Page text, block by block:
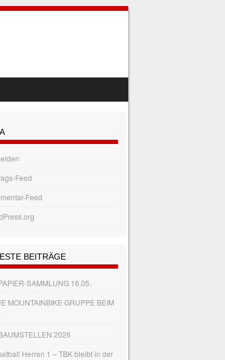
Feed
Feed
BEITRÄGE
SAMMLUNG 16.05.
MOUNTAINBIKE GRUPPE BEIM
2026
Herren 1 – TBK bleibt in der